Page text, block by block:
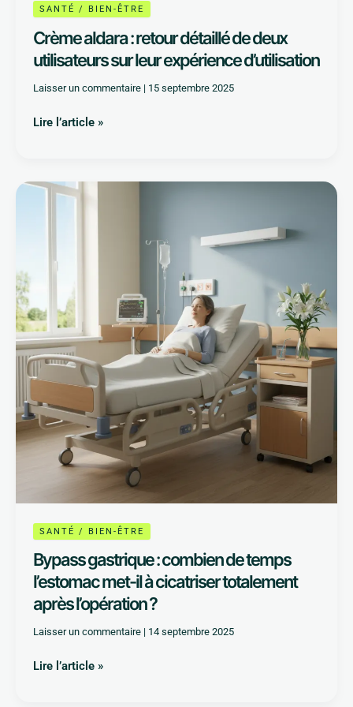
SANTÉ / BIEN-ÊTRE
Crème aldara : retour détaillé de deux
utilisateurs sur leur expérience d’utilisation
Laisser un commentaire | 15 septembre 2025
Lire l’article »
SANTÉ / BIEN-ÊTRE
Bypass gastrique : combien de temps
l’estomac met-il à cicatriser totalement
après l’opération ?
Laisser un commentaire | 14 septembre 2025
Bypass
l’estomac
met-
il
à
cicatriser
totalement
après
l’opération
Lire l’article »